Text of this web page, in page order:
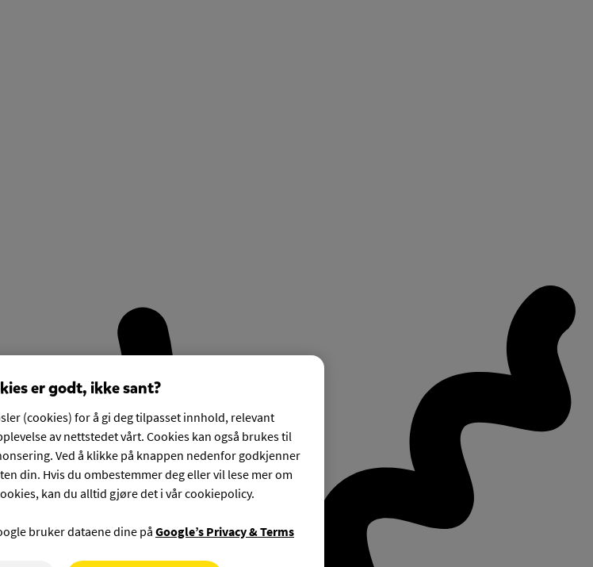
er godt, ikke sant?
(cookies) for å gi deg tilpasset innhold, relevant
av nettstedet vårt. Cookies kan også brukes til
Ved å klikke på knappen nedenfor godkjenner
din. Hvis du ombestemmer deg eller vil lese mer om
kan du alltid gjøre det i vår cookiepolicy.
bruker dataene dine på Google’s Privacy & Terms